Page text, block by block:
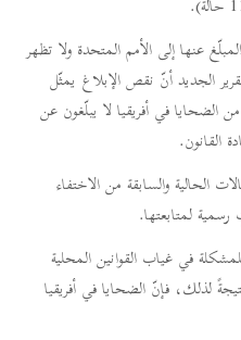
عنها إلى الأمم المتحدة ولا تظهر
الجديد أنّ نقص الإبلاغ يمثّل
في أفريقيا لا يبلّغون عن
القانون.
الحالية والسابقة من الاختفاء
لمتابعتها.
في غياب القوانين المحلية
لذلك، فإنّ الضحايا في أفريقيا